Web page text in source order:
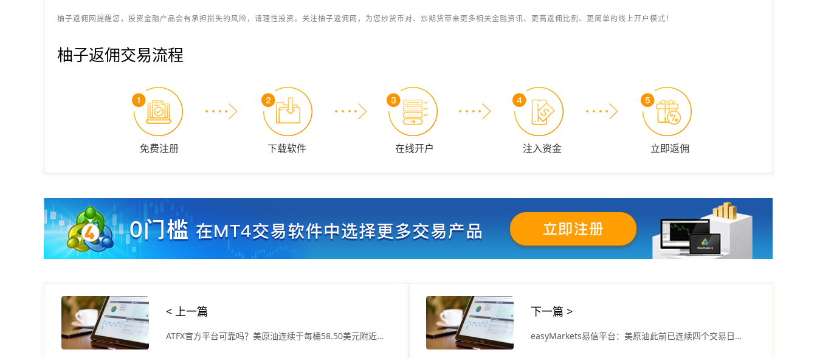
柚子返佣网提醒您，投资金融产品会有承担损失的风险，请理性投资。关注柚子返佣网，为您炒货币对、炒期货带来更多相关金融资讯、更高返佣比例、更简单的线上开户模式！
柚子返佣交易流程
免费注册 下载软件 在线开户 注入资金 立即返佣
< 上一篇
ATFX官方平台可靠吗？美原油连续于每桶58.50美元附近震荡
下一篇 >
easyMarkets易信平台：美原油此前已连续四个交易日走低